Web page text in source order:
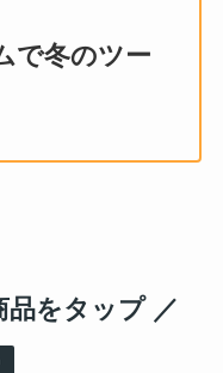
で冬のツー
品をタップ ／